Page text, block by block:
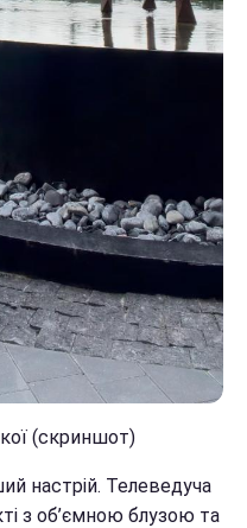
(скриншот)
настрій. Телеведуча
з об’ємною блузою та